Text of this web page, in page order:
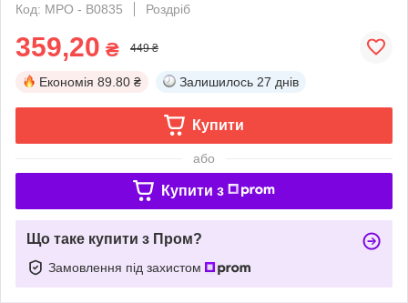
Код: MPO - B0835
Роздріб
359,20 ₴ 449 ₴
Економія 89.80 ₴ Залишилось 27 днів
Купити
або
Купити з
Що таке купити з Пром?
Замовлення під захистом